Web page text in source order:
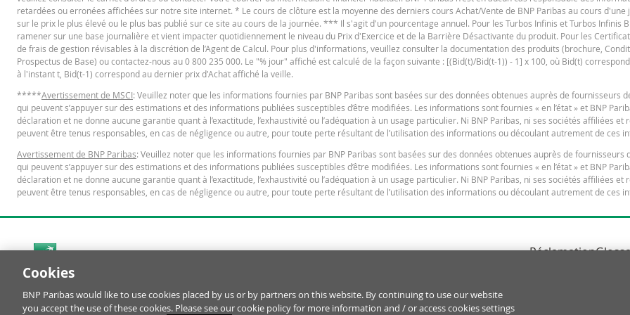
31 juil. 2026 18:37
journalière 4,05
31 juil. 2026 17:51
journalière 4,05
30 juil. 2026 18:35
journalière 3,96
29 juil. 2026 18:35
journalière 3,66
29 juil. 2026 17:51
journalière 3,66
28 juil. 2026 18:37
journalière 3,87
28 juil. 2026 17:50
journalière 3,87
28 juil. 2026 07:53
journalière
27 juil. 2026 17:50
journalière 3,66
KEY INFORMATION DOCUMENTS
Key Information Document (FR) PDF
Latest Product Quotes CSV
Restrike history
retardées ou erronées affichées sur notre site internet. * Le cours de clôture est la moyenne des derniers cours Achat/Vente de BNP Paribas au cours
sur le prix le plus élevé ou le plus bas publié sur ce site au cours de la journée. *** Il s'agit d'un pourcentage annuel. Pour les Turbos Infinis et Turbos Infinis
ramener sur une base journalière et vient impacter quotidiennement le niveau du Prix d'Exercice et de la Barrière Désactivante du produit. Pour les
de frais de gestion révisables à la discrétion de l’Agent de Calcul. Pour plus d'informations, veuillez consulter la documentation des produits (brochure,
Prospectus de Base) ou contactez-nous au 0 800 235 000. Le "% jour" affiché est calculé de la façon suivante : [(Bid(t)/Bid(t-1)) - 1] x 100, où Bid(t)
à l'instant t, Bid(t-1) correspond au dernier prix d'Achat affiché la veille.
*****Avertissement de MSCI: Veuillez noter que les informations fournies par BNP Paribas sont basées sur des données obtenues auprès de fournisseurs
qui peuvent s’appuyer sur des estimations et des informations publiées susceptibles d’être modifiées. Les informations sont fournies « en l’état » et BNP
déclaration et ne donne aucune garantie quant à l’exactitude, l’exhaustivité ou l’adéquation à un usage particulier. Ni BNP Paribas, ni ses sociétés affiliées et
peuvent être tenus responsables, en cas de négligence ou autre, pour toute perte résultant de l’utilisation des informations ou découlant autrement de ces
Avertissement de BNP Paribas: Veuillez noter que les informations fournies par BNP Paribas sont basées sur des données obtenues auprès de fournisseurs
qui peuvent s’appuyer sur des estimations et des informations publiées susceptibles d’être modifiées. Les informations sont fournies « en l’état » et BNP
déclaration et ne donne aucune garantie quant à l’exactitude, l’exhaustivité ou l’adéquation à un usage particulier. Ni BNP Paribas, ni ses sociétés affiliées et
peuvent être tenus responsables, en cas de négligence ou autre, pour toute perte résultant de l’utilisation des informations ou découlant autrement de ces
Cookies Settings
© BNP Paribas Produits de Bourse 2026
Réclamation
Cookies
BNP Paribas would like to use cookies placed by us or by partners on this website. By continuing to use our website
you accept the use of these cookies. Please see our cookie policy for more information and / or access cookies settings